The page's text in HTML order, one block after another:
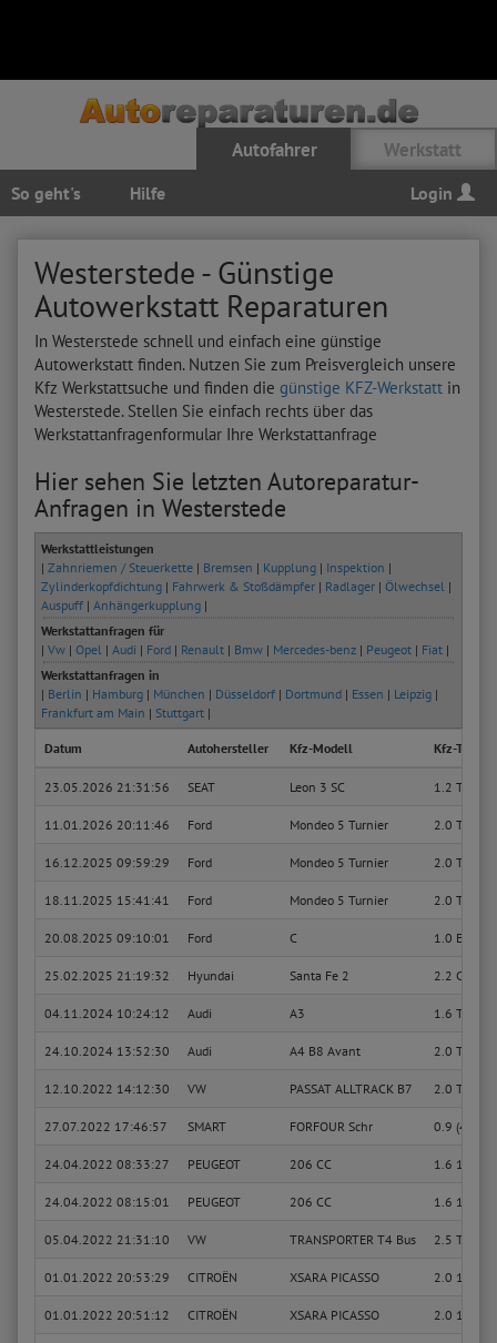
Autofahrer Werkstatt
So geht's Hilfe Login
Westerstede - Günstige
Autowerkstatt Reparaturen
In Westerstede schnell und einfach eine günstige
Autowerkstatt finden. Nutzen Sie zum Preisvergleich unsere
Kfz Werkstattsuche und finden die günstige KFZ-Werkstatt in
Westerstede. Stellen Sie einfach rechts über das
Werkstattanfragenformular Ihre Werkstattanfrage
Hier sehen Sie letzten Autoreparatur-
Anfragen in Westerstede
Werkstattleistungen
| Zahnriemen / Steuerkette | Bremsen | Kupplung | Inspektion |
Zylinderkopfdichtung | Fahrwerk & Stoßdämpfer | Radlager | Ölwechsel |
Auspuff | Anhängerkupplung |
Werkstattanfragen für
| Vw | Opel | Audi | Ford | Renault | Bmw | Mercedes-benz | Peugeot | Fiat |
Werkstattanfragen in
| Berlin | Hamburg | München | Düsseldorf | Dortmund | Essen | Leipzig |
Frankfurt am Main | Stuttgart |
Datum Autohersteller Kfz-Modell Kfz-Typ
23.05.2026 21:31:56 SEAT Leon 3 SC 1.2 TSI
11.01.2026 20:11:46 Ford Mondeo 5 Turnier 2.0 TDCi
16.12.2025 09:59:29 Ford Mondeo 5 Turnier 2.0 TDCi
18.11.2025 15:41:41 Ford Mondeo 5 Turnier 2.0 TDCi
20.08.2025 09:10:01 Ford C 1.0
25.02.2025 21:19:32 Hyundai Santa Fe 2 2.2 CRDI
04.11.2024 10:24:12 Audi A3 1.6 TDI
24.10.2024 13:52:30 Audi A4 B8 Avant 2.0 TDI
12.10.2022 14:12:30 VW PASSAT ALLTRACK B7 2.0 TDI
27.07.2022 17:46:57 SMART FORFOUR Schr 0.9
24.04.2022 08:33:27 PEUGEOT 206 CC 1.6 16V
24.04.2022 08:15:01 PEUGEOT 206 CC 1.6 16V
05.04.2022 21:31:10 VW TRANSPORTER T4 Bus 2.5 TDI
01.01.2022 20:53:29 CITROËN XSARA PICASSO 2.0 16V
01.01.2022 20:51:12 CITROËN XSARA PICASSO 2.0 16V